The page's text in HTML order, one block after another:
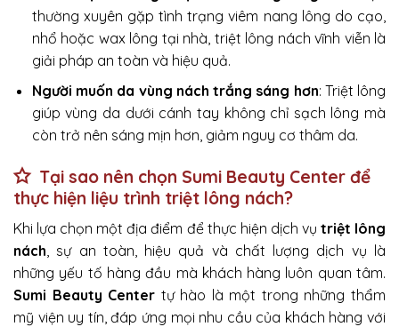
thường xuyên gặp tình trạng viêm nang lông do cạo,
nhổ hoặc wax lông tại nhà, triệt lông nách vĩnh viễn là
giải pháp an toàn và hiệu quả.
Người muốn da vùng nách trắng sáng hơn: Triệt lông
giúp vùng da dưới cánh tay không chỉ sạch lông mà
còn trở nên sáng mịn hơn, giảm nguy cơ thâm da.
Tại sao nên chọn Sumi Beauty Center để
thực hiện liệu trình triệt lông nách?
Khi lựa chọn một địa điểm để thực hiện dịch vụ triệt lông
nách , sự an toàn, hiệu quả và chất lượng dịch vụ là
những yếu tố hàng đầu mà khách hàng luôn quan tâm.
Sumi Beauty Center tự hào là một trong những thẩm
mỹ viện uy tín, đáp ứng mọi nhu cầu của khách hàng với